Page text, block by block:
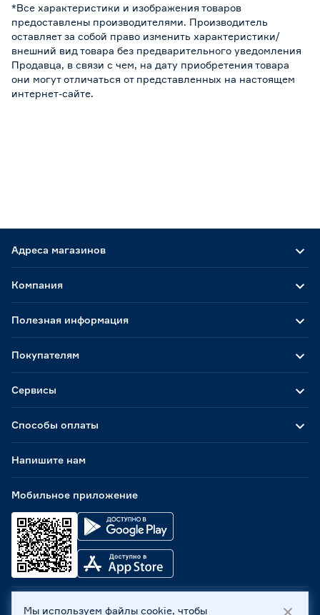
*Все характеристики и изображения товаров
предоставлены производителями. Производитель
оставляет за собой право изменить характеристики/
внешний вид товара без предварительного уведомления
Продавца, в связи с чем, на дату приобретения товара
они могут отличаться от представленных на настоящем
интернет-сайте.
Адреса магазинов
Способы оплаты
Мобильное приложение
Компания
Полезная информация
Покупателям
Сервисы
Напишите нам
ООО «Бауцентр Рус» 2004 -2026, 236029, г. Калининград,
Мы используем файлы cookie, чтобы